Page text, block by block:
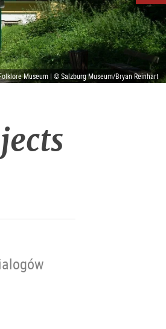
Museum | © Salzburg Museum/Bryan Reinhart